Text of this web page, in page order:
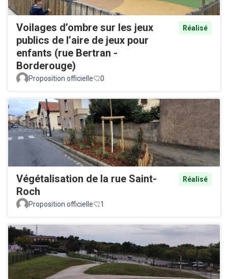
Voilages d’ombre sur les jeux
publics de l’aire de jeux pour
enfants (rue Bertran -
Borderouge)
Réalisé
Proposition officielle 0
Végétalisation de la rue Saint-
Roch
Réalisé
Proposition officielle 1